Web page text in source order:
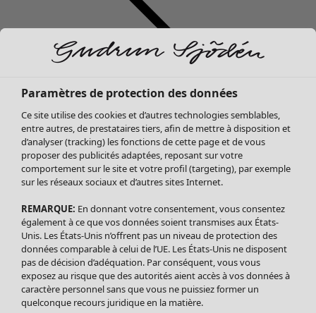
Soldes Vêtements
Tous les vêtements
Robes
Tuniques
Blouses
Tops
Gilets
Pantalon
Jupes
Paramètres de protection des données
Ce site utilise des cookies et d’autres technologies semblables,
entre autres, de prestataires tiers, afin de mettre à disposition et
d’analyser (tracking) les fonctions de cette page et de vous
proposer des publicités adaptées, reposant sur votre
comportement sur le site et votre profil (targeting), par exemple
sur les réseaux sociaux et d’autres sites Internet.
REMARQUE: En donnant votre consentement, vous consentez
également à ce que vos données soient transmises aux États-
Unis. Les États-Unis n’offrent pas un niveau de protection des
données comparable à celui de l’UE. Les États-Unis ne disposent
pas de décision d’adéquation. Par conséquent, vous vous
exposez au risque que des autorités aient accès à vos données à
caractère personnel sans que vous ne puissiez former un
quelconque recours juridique en la matière.